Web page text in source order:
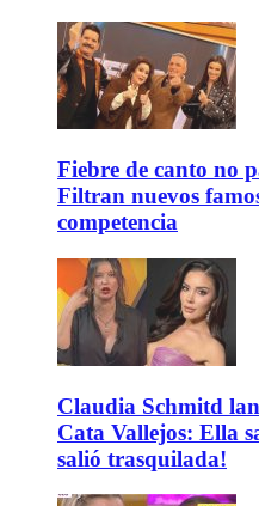
Fiebre de canto no
Filtran nuevos
competencia
Claudia Schmitd
Cata Vallejos: Ella
salió trasquilada!